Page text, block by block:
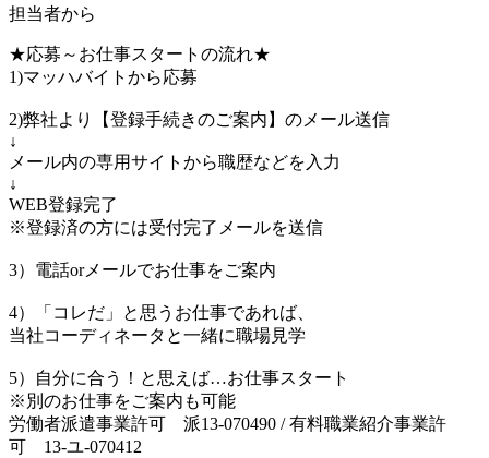
担当者から
★応募～お仕事スタートの流れ★
1)マッハバイトから応募
2)弊社より【登録手続きのご案内】のメール送信
↓
メール内の専用サイトから職歴などを入力
↓
WEB登録完了
※登録済の方には受付完了メールを送信
3）電話orメールでお仕事をご案内
4）「コレだ」と思うお仕事であれば、
当社コーディネータと一緒に職場見学
5）自分に合う！と思えば…お仕事スタート
※別のお仕事をご案内も可能
労働者派遣事業許可 派13-070490 / 有料職業紹介事業許
可 13-ユ-070412